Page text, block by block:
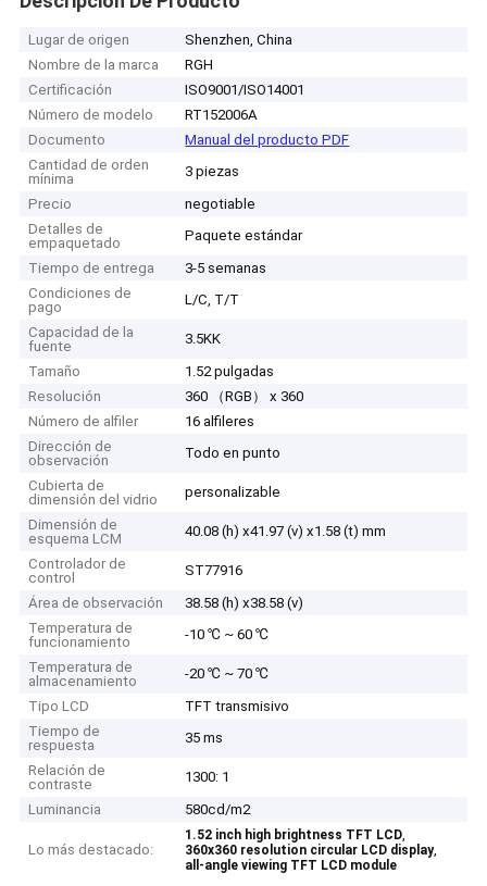
Lugar de origen
Shenzhen, China
Nombre de la marca
RGH
Certificación
ISO9001/ISO14001
Número de modelo
RT152006A
Documento
Manual del producto PDF
Cantidad de orden
mínima
3 piezas
Precio
negotiable
Detalles de
empaquetado
Paquete estándar
Tiempo de entrega
3-5 semanas
Condiciones de
pago
L/C, T/T
Capacidad de la
fuente
3.5KK
Tamaño
1.52 pulgadas
Resolución
360 （RGB） x 360
Número de alfiler
16 alfileres
Dirección de
observación
Todo en punto
Cubierta de
dimensión del vidrio
personalizable
Dimensión de
esquema LCM
40.08 (h) x41.97 (v) x1.58 (t) mm
Controlador de
control
ST77916
Área de observación
38.58 (h) x38.58 (v)
Temperatura de
funcionamiento
-10 ℃ ~ 60 ℃
Temperatura de
almacenamiento
-20 ℃ ~ 70 ℃
Tipo LCD
TFT transmisivo
Tiempo de
respuesta
35 ms
Relación de
contraste
1300: 1
Luminancia
580cd/m2
Lo más destacado:
1.52 inch high brightness TFT LCD,
360x360 resolution circular LCD display,
all-angle viewing TFT LCD module